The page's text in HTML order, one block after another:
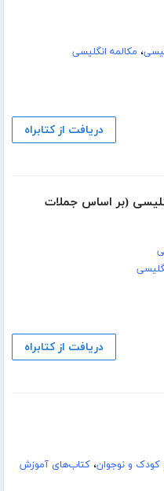
، مکالمه انگلیسی
دریافت از کتابراه
(بر اساس جملات
دریافت از کتابراه
و نوجوان،کتاب‌های آموزش